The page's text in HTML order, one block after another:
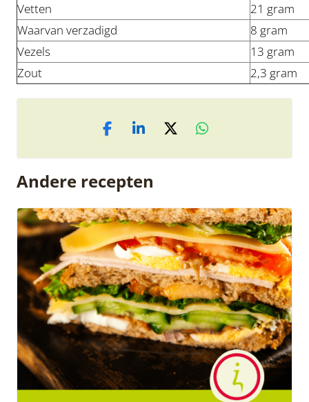
Vetten
21 gram
Waarvan verzadigd
8 gram
Vezels
13 gram
Zout
2,3 gram
Andere recepten